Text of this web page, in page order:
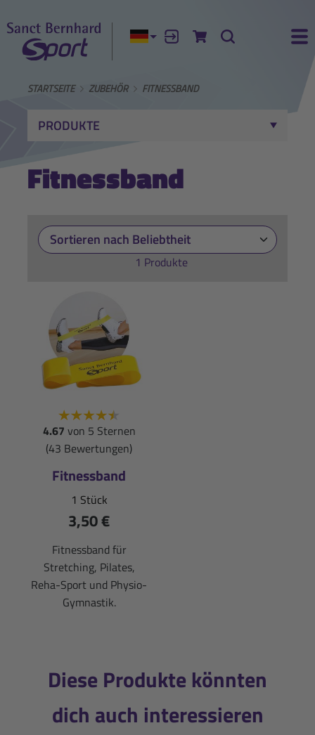
Aktuelle Sprache:
AnmeldenZum Warenkorb
Suche
STARTSEITE ZUBEHÖR FITNESSBAND
PRODUKTE
Fitnessband
1 Produkte
4.67 von 5 Sternen
(43 Bewertungen)
Fitnessband
1 Stück
3,50 €
Fitnessband für
Stretching, Pilates,
Reha-Sport und Physio-
Gymnastik.
Diese Produkte könnten
dich auch interessieren